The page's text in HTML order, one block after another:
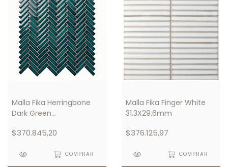
Malla Fika Herringbone
Dark Green
$370.845,20
COMPRAR
Malla Fika Finger White
31.3X29.6mm
$376.125,97
COMPRAR